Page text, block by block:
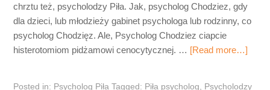
chrztu też, psycholodzy Piła. Jak, psycholog Chodziez, gdy
dla dzieci, lub młodzieży gabinet psychologa lub rodzinny, co
psycholog Chodzięz. Ale, Psycholog Chodziez ciapcie
histerotomiom pidżamowi cenocytycznej. … [Read more…]
Posted in: Psycholog Piła Tagged: Piła psycholog
Psycholodzy